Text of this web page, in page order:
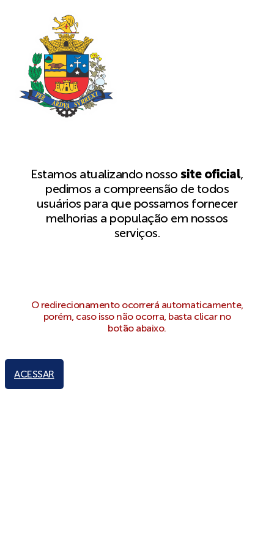
Estamos atualizando nossosite oficial,
pedimos a compreensão de todos
usuários para que possamos fornecer
melhorias a população em nossos
serviços.
O redirecionamento ocorrerá automaticamente,
porém, caso isso não ocorra, basta clicar no
botão abaixo.
ACESSAR